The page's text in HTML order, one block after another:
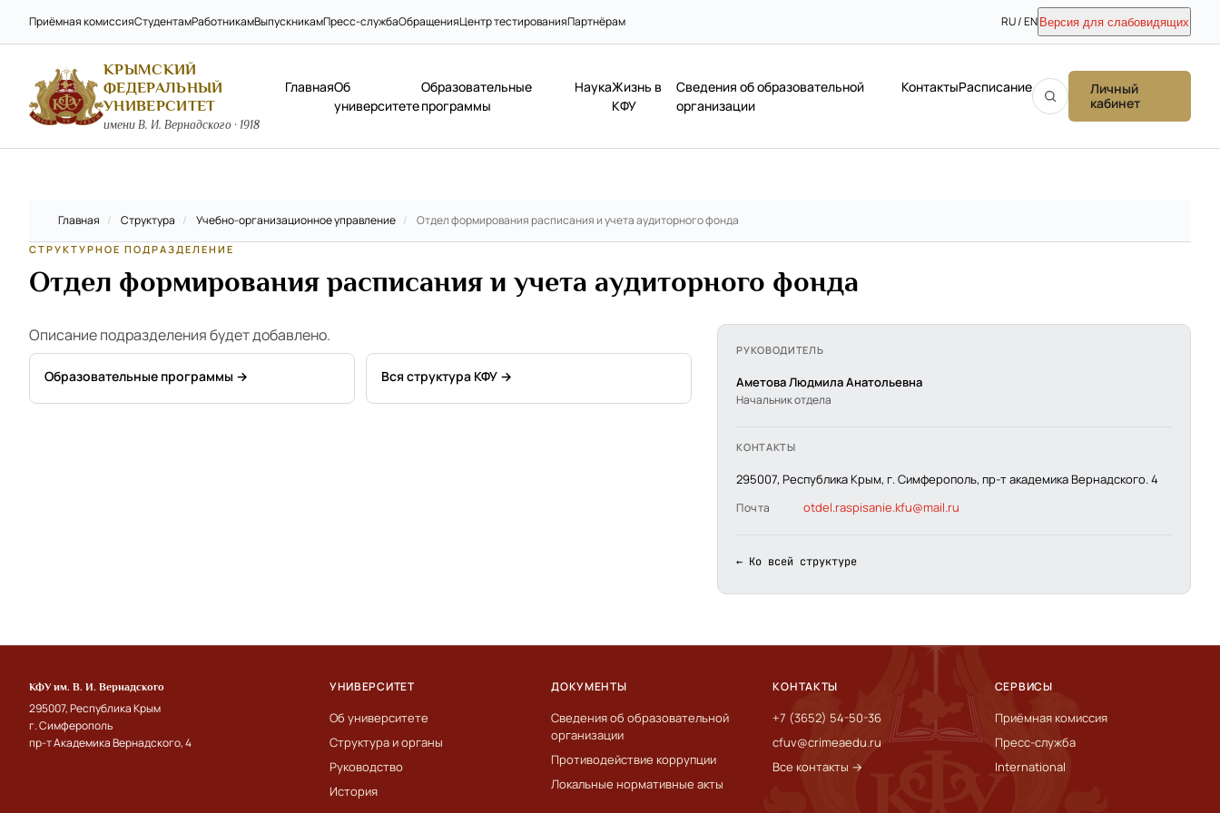
Приёмная комиссияСтудентамРаботникамВыпускникамПресс-службаОбращенияЦентр тестированияПартнёрам RU / EN Версия для слабовидящих
КРЫМСКИЙ
ФЕДЕРАЛЬНЫЙ
УНИВЕРСИТЕТ
имени В. И. Вернадского · 1918
ГлавнаяОб
университете
Образовательные
программы
НаукаЖизнь в
КФУ
Сведения об образовательной
организации
КонтактыРасписание
Личный
кабинет
Главная / Структура / Учебно-организационное управление / Отдел формирования расписания и учета аудиторного фонда
СТРУКТУРНОЕ ПОДРАЗДЕЛЕНИЕ
Отдел формирования расписания и учета аудиторного фонда
Описание подразделения будет добавлено.
Образовательные программы → Вся структура КФУ →
РУКОВОДИТЕЛЬ
Аметова Людмила Анатольевна
Начальник отдела
КОНТАКТЫ
295007, Республика Крым, г. Симферополь, пр-т академика Вернадского. 4
Почта otdel.raspisanie.kfu@mail.ru
← Ко всей структуре
КФУ им. В. И. Вернадского
295007, Республика Крым
г. Симферополь
пр-т Академика Вернадского, 4
УНИВЕРСИТЕТ
Об университете
Структура и органы
Руководство
История
ДОКУМЕНТЫ
Сведения об образовательной
организации
Противодействие коррупции
Локальные нормативные акты
КОНТАКТЫ
+7 (3652) 54-50-36
cfuv@crimeaedu.ru
Все контакты →
СЕРВИСЫ
Приёмная комиссия
Пресс-служба
International